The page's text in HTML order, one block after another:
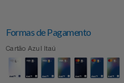
Formas de Pagamento
Cartão Azul Itaú